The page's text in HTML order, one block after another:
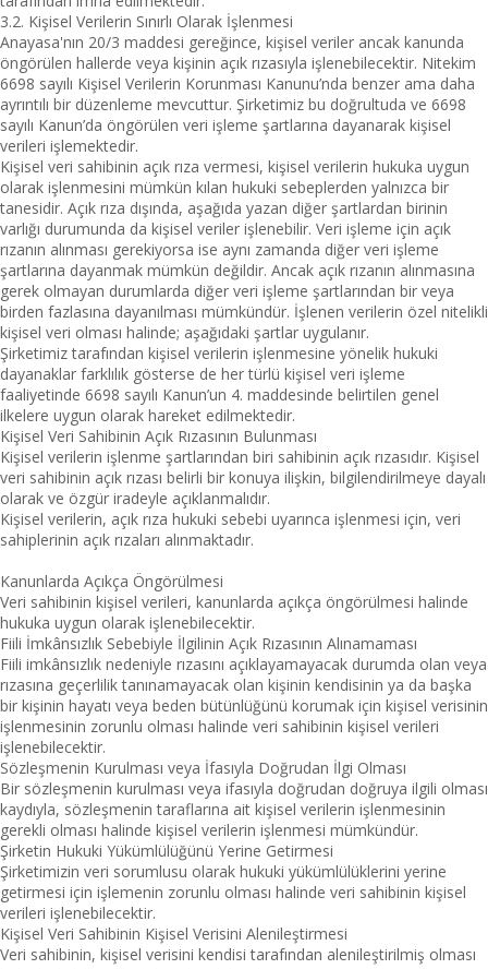
3.2. Kişisel Verilerin Sınırlı Olarak İşlenmesi
Anayasa'nın 20/3 maddesi gereğince, kişisel veriler ancak kanunda
öngörülen hallerde veya kişinin açık rızasıyla işlenebilecektir. Nitekim
6698 sayılı Kişisel Verilerin Korunması Kanunu’nda benzer ama daha
ayrıntılı bir düzenleme mevcuttur. Şirketimiz bu doğrultuda ve 6698
sayılı Kanun’da öngörülen veri işleme şartlarına dayanarak kişisel
verileri işlemektedir.
Kişisel veri sahibinin açık rıza vermesi, kişisel verilerin hukuka uygun
olarak işlenmesini mümkün kılan hukuki sebeplerden yalnızca bir
tanesidir. Açık rıza dışında, aşağıda yazan diğer şartlardan birinin
varlığı durumunda da kişisel veriler işlenebilir. Veri işleme için açık
rızanın alınması gerekiyorsa ise aynı zamanda diğer veri işleme
şartlarına dayanmak mümkün değildir. Ancak açık rızanın alınmasına
gerek olmayan durumlarda diğer veri işleme şartlarından bir veya
birden fazlasına dayanılması mümkündür. İşlenen verilerin özel nitelikli
kişisel veri olması halinde; aşağıdaki şartlar uygulanır.
Şirketimiz tarafından kişisel verilerin işlenmesine yönelik hukuki
dayanaklar farklılık gösterse de her türlü kişisel veri işleme
faaliyetinde 6698 sayılı Kanun’un 4. maddesinde belirtilen genel
ilkelere uygun olarak hareket edilmektedir.
Kişisel Veri Sahibinin Açık Rızasının Bulunması
Kişisel verilerin işlenme şartlarından biri sahibinin açık rızasıdır. Kişisel
veri sahibinin açık rızası belirli bir konuya ilişkin, bilgilendirilmeye dayalı
olarak ve özgür iradeyle açıklanmalıdır.
Kişisel verilerin, açık rıza hukuki sebebi uyarınca işlenmesi için, veri
sahiplerinin açık rızaları alınmaktadır.
Kanunlarda Açıkça Öngörülmesi
Veri sahibinin kişisel verileri, kanunlarda açıkça öngörülmesi halinde
hukuka uygun olarak işlenebilecektir.
Fiili İmkânsızlık Sebebiyle İlgilinin Açık Rızasının Alınamaması
Fiili imkânsızlık nedeniyle rızasını açıklayamayacak durumda olan veya
rızasına geçerlilik tanınamayacak olan kişinin kendisinin ya da başka
bir kişinin hayatı veya beden bütünlüğünü korumak için kişisel verisinin
işlenmesinin zorunlu olması halinde veri sahibinin kişisel verileri
işlenebilecektir.
Sözleşmenin Kurulması veya İfasıyla Doğrudan İlgi Olması
Bir sözleşmenin kurulması veya ifasıyla doğrudan doğruya ilgili olması
kaydıyla, sözleşmenin taraflarına ait kişisel verilerin işlenmesinin
gerekli olması halinde kişisel verilerin işlenmesi mümkündür.
Şirketin Hukuki Yükümlülüğünü Yerine Getirmesi
Şirketimizin veri sorumlusu olarak hukuki yükümlülüklerini yerine
getirmesi için işlemenin zorunlu olması halinde veri sahibinin kişisel
verileri işlenebilecektir.
Kişisel Veri Sahibinin Kişisel Verisini Alenileştirmesi
Veri sahibinin, kişisel verisini kendisi tarafından alenileştirilmiş olması